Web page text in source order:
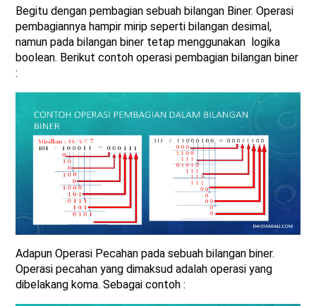
Begitu dengan pembagian sebuah bilangan Biner. Operasi
pembagiannya hampir mirip seperti bilangan desimal,
namun pada bilangan biner tetap menggunakan logika
boolean. Berikut contoh operasi pembagian bilangan biner
:
Adapun Operasi Pecahan pada sebuah bilangan biner.
Operasi pecahan yang dimaksud adalah operasi yang
dibelakang koma. Sebagai contoh :